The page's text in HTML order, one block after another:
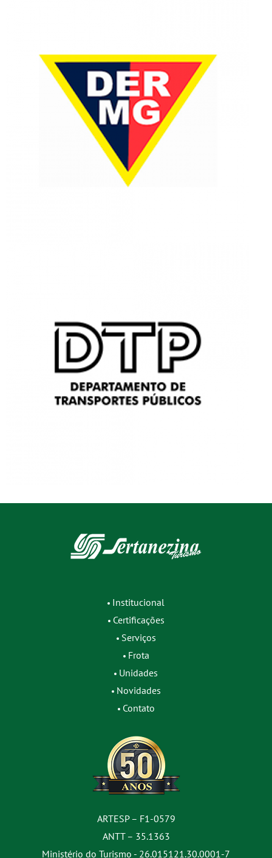
Institucional
Certificações
Serviços
Frota
Unidades
Novidades
Contato
ARTESP – F1-0579
ANTT – 35.1363
Ministério do Turismo - 26.015121.30.0001-7